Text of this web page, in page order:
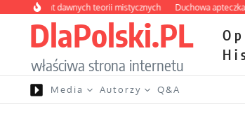
Przejdź do treści
dawnych teorii mistycznych Duchowa apteczka bez
DlaPolski.PL
właściwa strona internetu
Media Autorzy Q&A